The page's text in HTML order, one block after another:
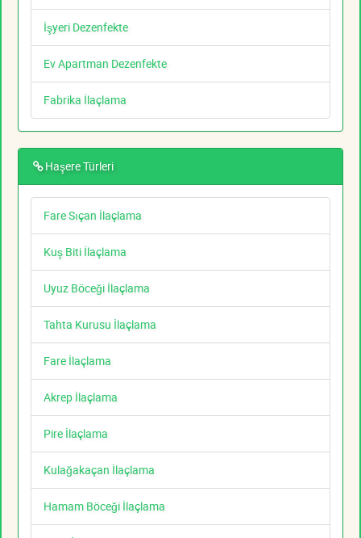
İşyeri Dezenfekte
Ev Apartman Dezenfekte
Fabrika İlaçlama
Haşere Türleri
Fare Sıçan İlaçlama
Kuş Biti İlaçlama
Uyuz Böceği İlaçlama
Tahta Kurusu İlaçlama
Fare İlaçlama
Akrep İlaçlama
Pire İlaçlama
Kulağakaçan İlaçlama
Hamam Böceği İlaçlama